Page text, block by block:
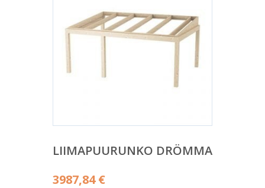
LIIMAPUURUNKO DRÖMMA
3987,84€